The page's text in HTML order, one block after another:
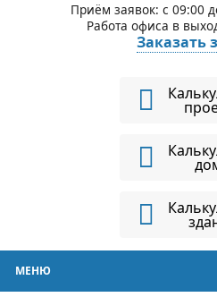
Приём заявок: c 09:00
Работа офиса в
Заказать
МЕНЮ